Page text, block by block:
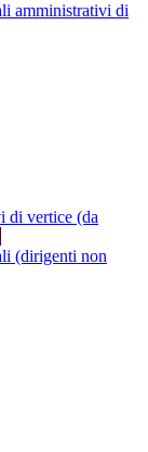
amministrativi di
di vertice (da
(dirigenti non